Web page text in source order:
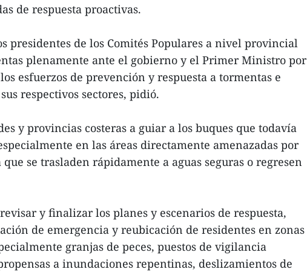
de respuesta proactivas.
presidentes de los Comités Populares a nivel provincial
plenamente ante el gobierno y el Primer Ministro por
esfuerzos de prevención y respuesta a tormentas e
respectivos sectores, pidió.
y provincias costeras a guiar a los buques que todavía
en las áreas directamente amenazadas por
se trasladen rápidamente a aguas seguras o regresen
y finalizar los planes y escenarios de respuesta,
de emergencia y reubicación de residentes en zonas
granjas de peces, puestos de vigilancia
a inundaciones repentinas, deslizamientos de